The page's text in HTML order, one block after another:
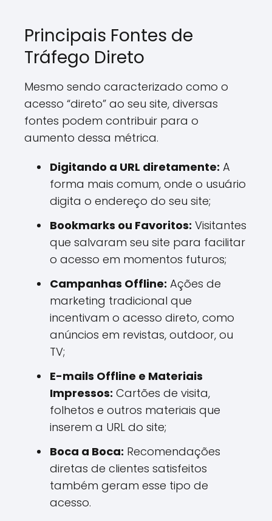
Principais Fontes de
Tráfego Direto
Mesmo sendo caracterizado como o
acesso “direto” ao seu site, diversas
fontes podem contribuir para o
aumento dessa métrica.
Digitando a URL diretamente: A
forma mais comum, onde o usuário
digita o endereço do seu site;
Bookmarks ou Favoritos: Visitantes
que salvaram seu site para facilitar
o acesso em momentos futuros;
Campanhas Offline: Ações de
marketing tradicional que
incentivam o acesso direto, como
anúncios em revistas, outdoor, ou
TV;
E-mails Offline e Materiais
Impressos: Cartões de visita,
folhetos e outros materiais que
inserem a URL do site;
Boca a Boca: Recomendações
diretas de clientes satisfeitos
também geram esse tipo de
acesso.